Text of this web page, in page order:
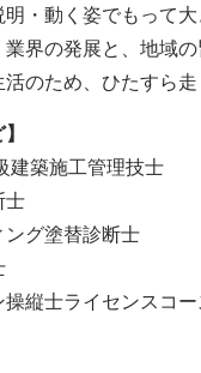
明・動く姿でもって
業界の発展と、地域
のため、ひたすら走
建築施工管理技士
士
ング塗替診断士
操縦士ライセンスコー